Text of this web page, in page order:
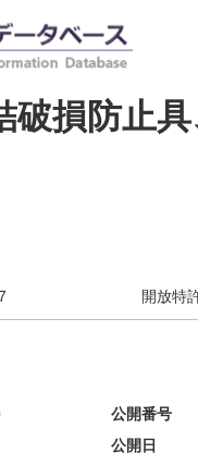
破損防止
開放特
公開番号
公開日